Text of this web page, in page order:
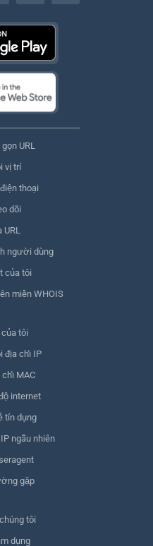
URL
vị trí
thoại
dõi
URL
người dùng
của tôi
miền WHOIS
tôi
địa chỉ IP
MAC
internet
tín dụng
ngẫu nhiên
gặp
tôi
dụng